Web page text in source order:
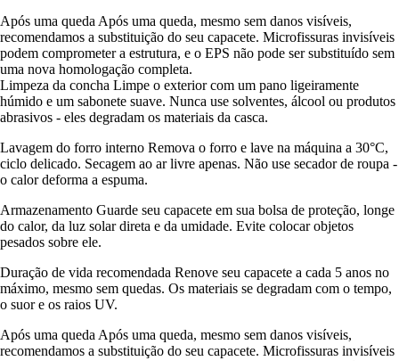
Após uma queda Após uma queda, mesmo sem danos visíveis,
recomendamos a substituição do seu capacete. Microfissuras invisíveis
podem comprometer a estrutura, e o EPS não pode ser substituído sem
uma nova homologação completa.
Limpeza da concha Limpe o exterior com um pano ligeiramente
húmido e um sabonete suave. Nunca use solventes, álcool ou produtos
abrasivos - eles degradam os materiais da casca.
Lavagem do forro interno Remova o forro e lave na máquina a 30°C,
ciclo delicado. Secagem ao ar livre apenas. Não use secador de roupa -
o calor deforma a espuma.
Armazenamento Guarde seu capacete em sua bolsa de proteção, longe
do calor, da luz solar direta e da umidade. Evite colocar objetos
pesados sobre ele.
Duração de vida recomendada Renove seu capacete a cada 5 anos no
máximo, mesmo sem quedas. Os materiais se degradam com o tempo,
o suor e os raios UV.
Após uma queda Após uma queda, mesmo sem danos visíveis,
recomendamos a substituição do seu capacete. Microfissuras invisíveis